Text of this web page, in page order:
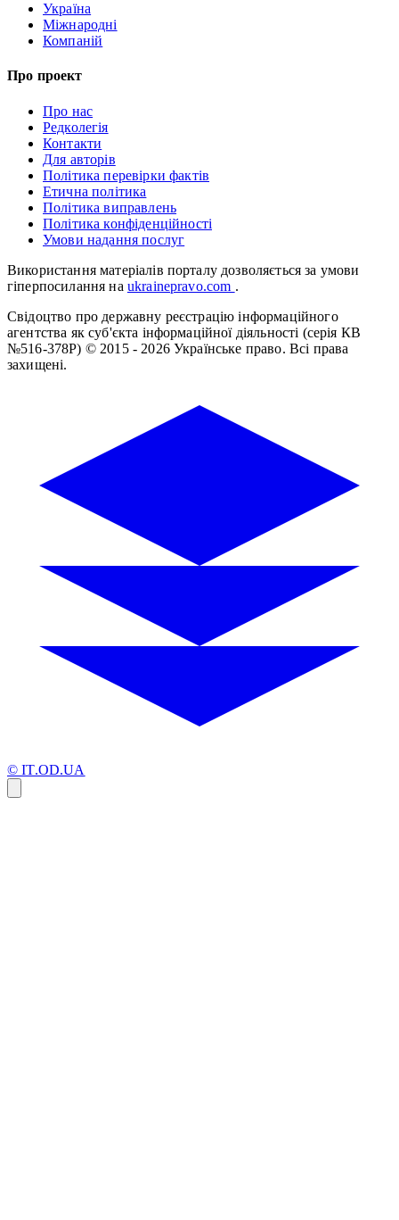
Україна
Міжнародні
Компаній
Про проект
Про нас
Редколегія
Контакти
Для авторів
Політика перевірки фактів
Етична політика
Політика виправлень
Політика конфіденційності
Умови надання послуг
Використання матеріалів порталу дозволяється за умови
гіперпосилання на ukrainepravo.com .
Свідоцтво про державну реєстрацію інформаційного
агентства як суб'єкта інформаційної діяльності (серія КВ
№516-378Р) © 2015 - 2026 Українське право. Всі права
захищені.
© IT.OD.UA